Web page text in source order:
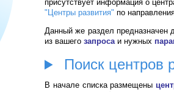
присутствует информация о
"Центры развития" по
Данный же раздел предназначен
из вашего запроса и нужных
Поиск центров
В начале списка размещены